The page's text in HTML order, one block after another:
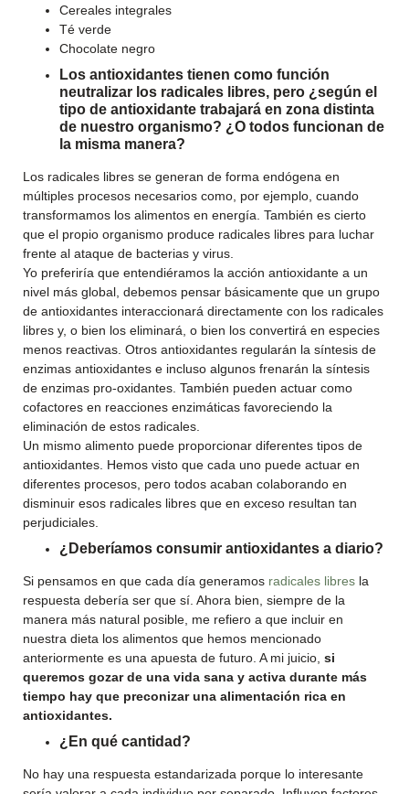
Cereales integrales
Té verde
Chocolate negro
Los antioxidantes tienen como función
neutralizar los radicales libres, pero ¿según el
tipo de antioxidante trabajará en zona distinta
de nuestro organismo? ¿O todos funcionan de
la misma manera?
Los radicales libres se generan de forma endógena en
múltiples procesos necesarios como, por ejemplo, cuando
transformamos los alimentos en energía. También es cierto
que el propio organismo produce radicales libres para luchar
frente al ataque de bacterias y virus.
Yo preferiría que entendiéramos la acción antioxidante a un
nivel más global, debemos pensar básicamente que un grupo
de antioxidantes interaccionará directamente con los radicales
libres y, o bien los eliminará, o bien los convertirá en especies
menos reactivas. Otros antioxidantes regularán la síntesis de
enzimas antioxidantes e incluso algunos frenarán la síntesis
de enzimas pro-oxidantes. También pueden actuar como
cofactores en reacciones enzimáticas favoreciendo la
eliminación de estos radicales.
Un mismo alimento puede proporcionar diferentes tipos de
antioxidantes. Hemos visto que cada uno puede actuar en
diferentes procesos, pero todos acaban colaborando en
disminuir esos radicales libres que en exceso resultan tan
perjudiciales.
¿Deberíamos consumir antioxidantes a diario?
Si pensamos en que cada día generamos radicales libres la
respuesta debería ser que sí. Ahora bien, siempre de la
manera más natural posible, me refiero a que incluir en
nuestra dieta los alimentos que hemos mencionado
anteriormente es una apuesta de futuro. A mi juicio, si
queremos gozar de una vida sana y activa durante más
tiempo hay que preconizar una alimentación rica en
antioxidantes.
¿En qué cantidad?
No hay una respuesta estandarizada porque lo interesante